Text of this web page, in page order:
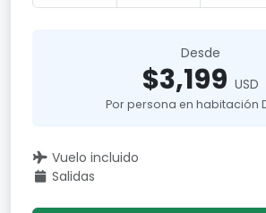
Desde
$3,199 USD
Por persona en habitación
Vuelo incluido
Salidas